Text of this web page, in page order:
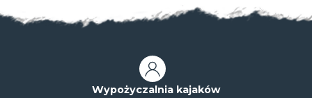
Wypożyczalnia kajaków